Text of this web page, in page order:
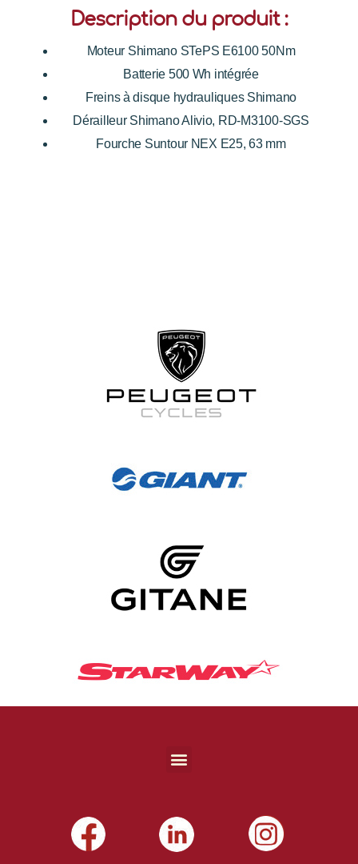
Description du produit :
Moteur Shimano STePS E6100 50Nm
Batterie 500 Wh intégrée
Freins à disque hydrauliques Shimano
Dérailleur Shimano Alivio, RD-M3100-SGS
Fourche Suntour NEX E25, 63 mm